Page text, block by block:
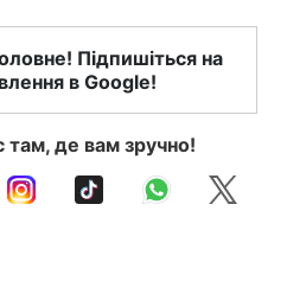
Підпишіться на
в Google!
там, де вам зручно!